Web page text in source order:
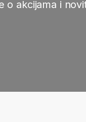
o akcijama i